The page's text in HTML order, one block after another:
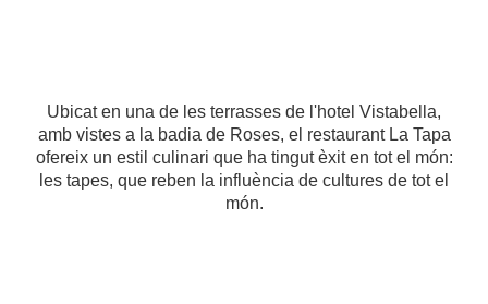
Ubicat en una de les terrasses de l'hotel Vistabella,
amb vistes a la badia de Roses, el restaurant La Tapa
ofereix un estil culinari que ha tingut èxit en tot el món:
les tapes, que reben la influència de cultures de tot el
món.